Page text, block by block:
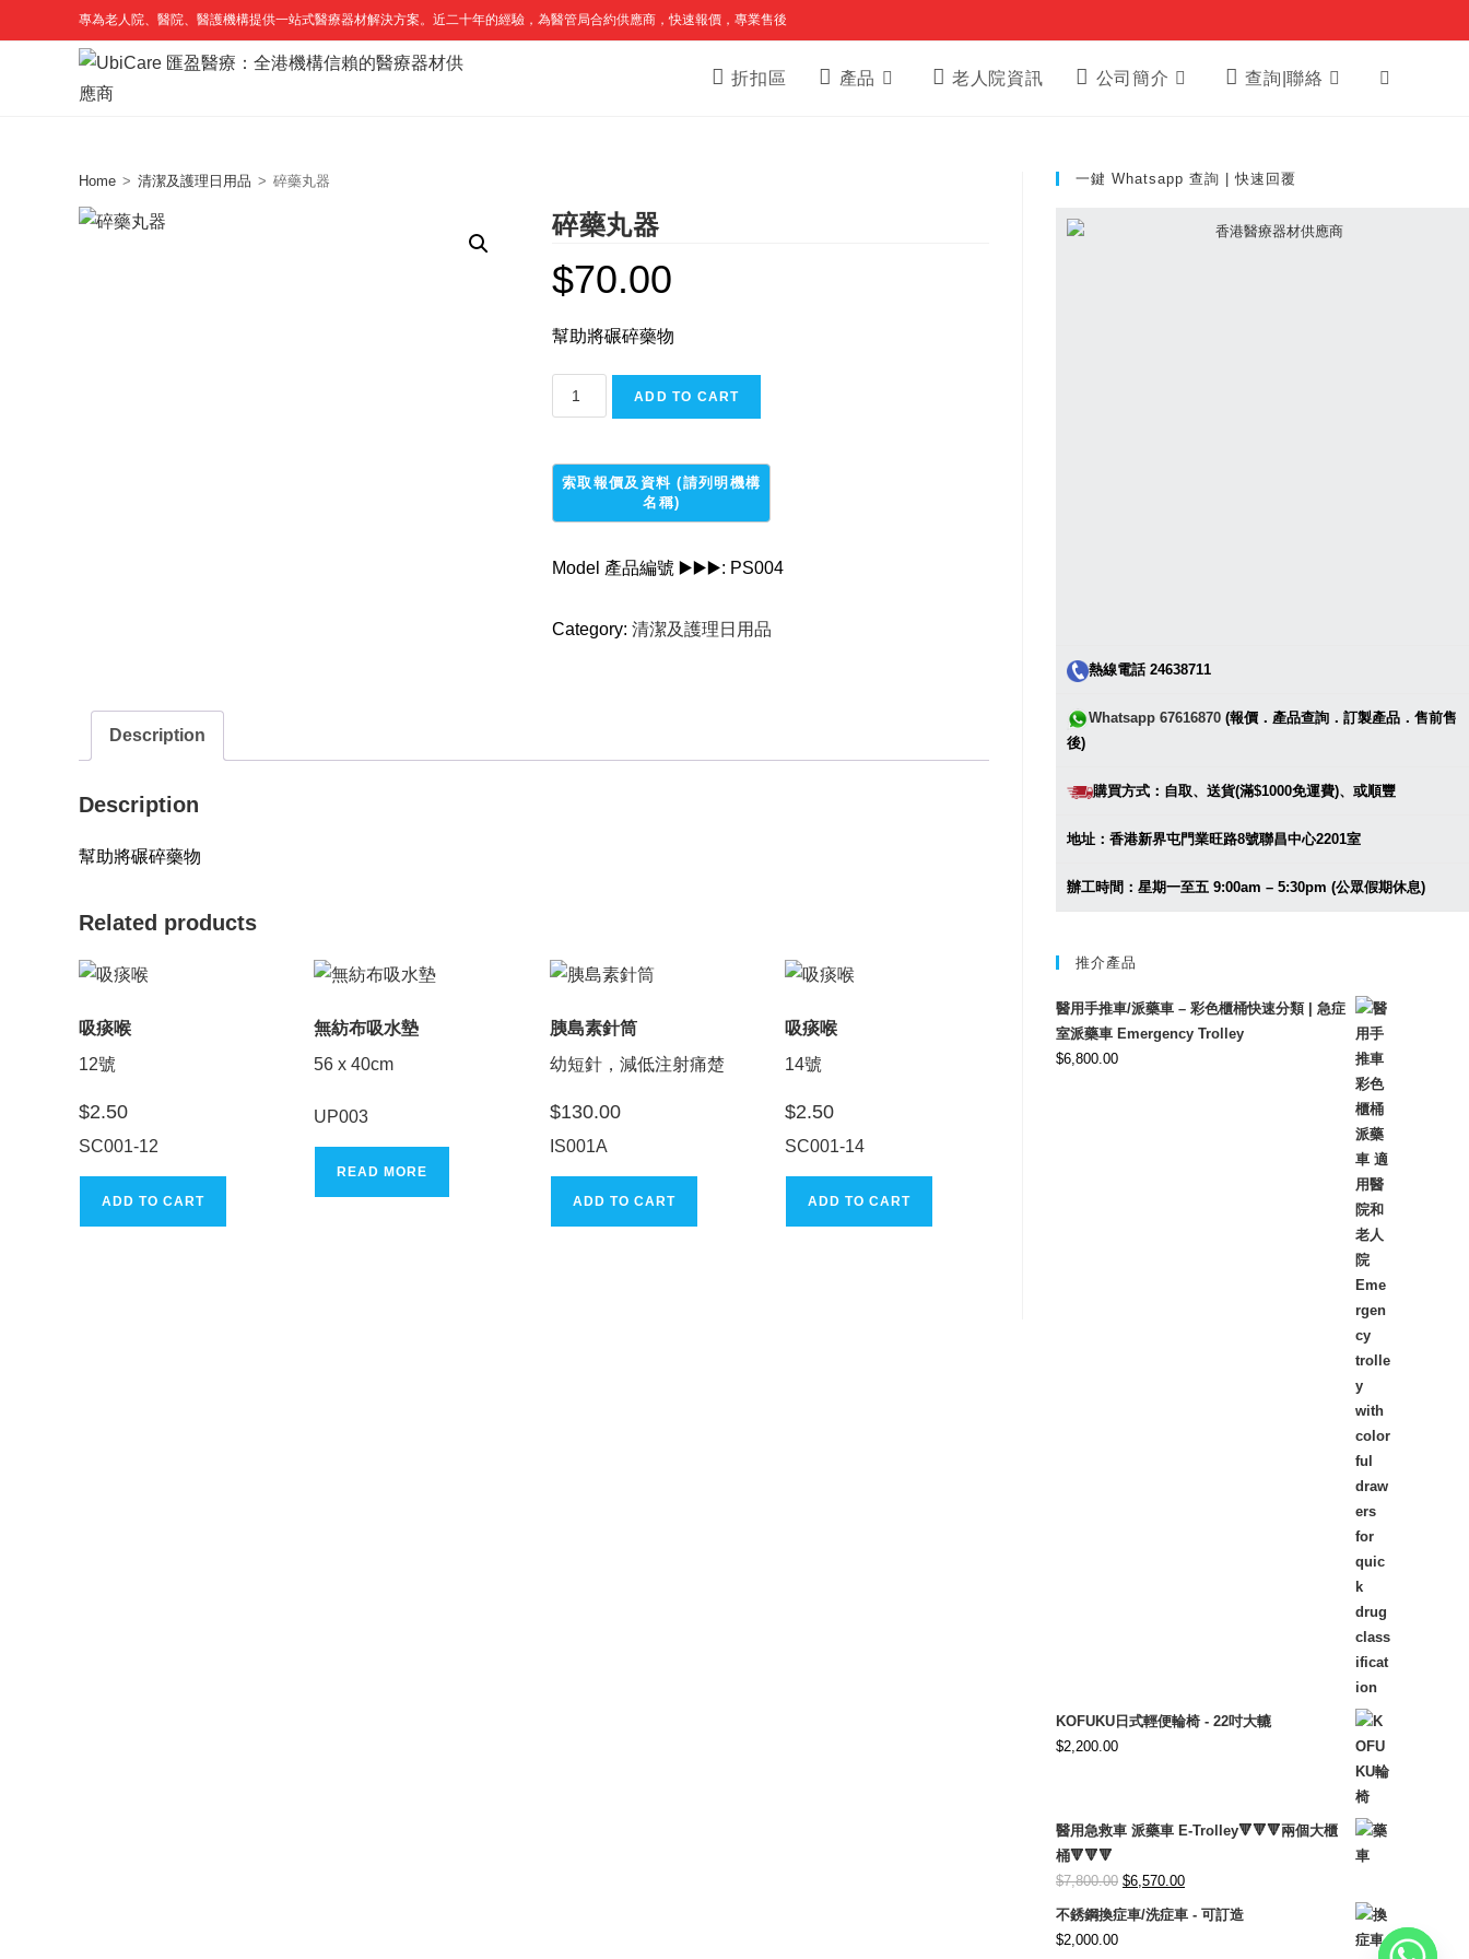
to
專為老人院、醫院、醫護機構提供一站式醫療器材解決方案。近二十年的經驗，為醫管局合約供應商，快速報價，專業售後
折扣區 產品 老人院資訊 公司簡介 查詢|聯絡 Toggle
Home > 清潔及護理日用品 > 碎藥丸器
碎藥丸器
$70.00
幫助將碾碎藥物
藥
器
quantity
ADD TO CART
Model 產品編號 ▶️▶️▶️: PS004
Category:清潔及護理日用品
Description
Description
幫助將碾碎藥物
Related products
吸痰喉
12號
$2.50
SC001-12
ADD TO CART
無紡布吸水墊
56 x 40cm
UP003
READ MORE
胰島素針筒
幼短針，減低注射痛楚
$130.00
IS001A
ADD TO CART
吸痰喉
14號
$2.50
SC001-14
ADD TO CART
一鍵 Whatsapp 查詢 | 快速回覆
熱線電話 24638711
Whatsapp 67616870 (報價．產品查詢．訂製產品．售前售
後)
購買方式：自取、送貨(滿$1000免運費)、或順豐
地址：香港新界屯門業旺路8號聯昌中心2201室
辦工時間：星期一至五 9:00am – 5:30pm (公眾假期休息)
推介產品
醫用手推車/派藥車 – 彩色櫃桶快速分類 | 急症
室派藥車 Emergency Trolley
$6,800.00
KOFUKU日式輕便輪椅 - 22吋大轆
$2,200.00
醫用急救車 派藥車 E-Trolley🔻🔻🔻兩個大櫃
桶🔻🔻🔻
$7,800.00 Original
price
$6,570.00Current
price
不銹鋼換症車/洗症車 - 可訂造
$2,000.00